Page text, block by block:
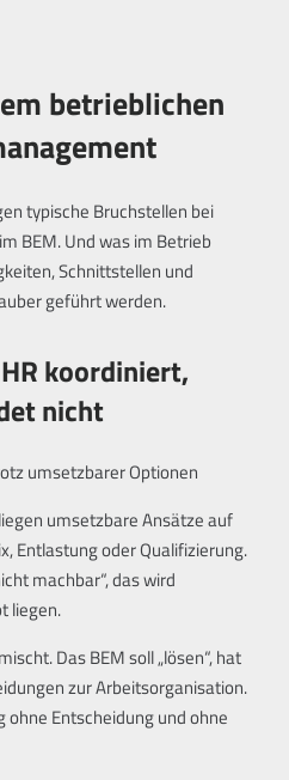
betrieblichen
typische Bruchstellen bei
BEM. Und was im Betrieb
Schnittstellen und
geführt werden.
koordiniert,
nicht
umsetzbarer Optionen
umsetzbare Ansätze auf
Entlastung oder Qualifizierung.
machbar“, das wird
liegen.
Das BEM soll „lösen“, hat
zur Arbeitsorganisation.
ohne Entscheidung und ohne